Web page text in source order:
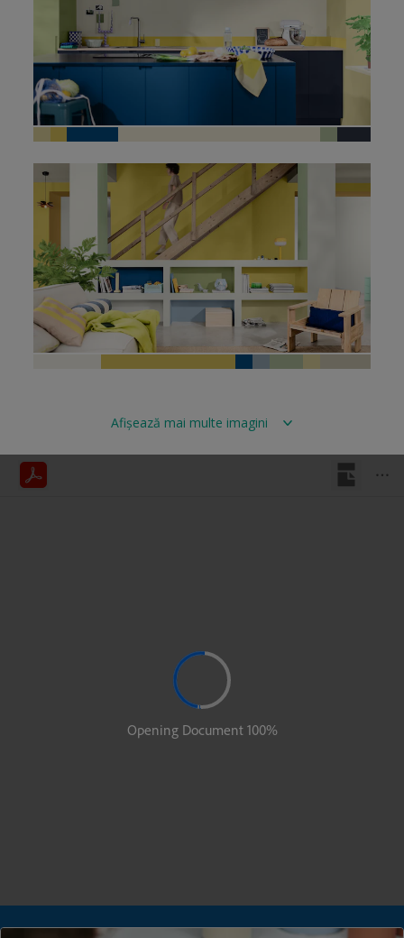
Afișează mai multe imagini